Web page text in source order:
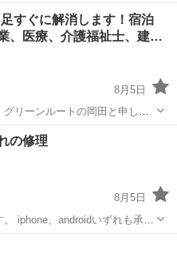
すぐに解消します！宿泊
、医療、介護福祉士、建…
8月5日
リーンルートの岡田と申しま
、鉄工所、建設業、解体業、
たい/助けたい
の修理
8月5日
iphone、androidいずれも承り
るケースもあります。 料金